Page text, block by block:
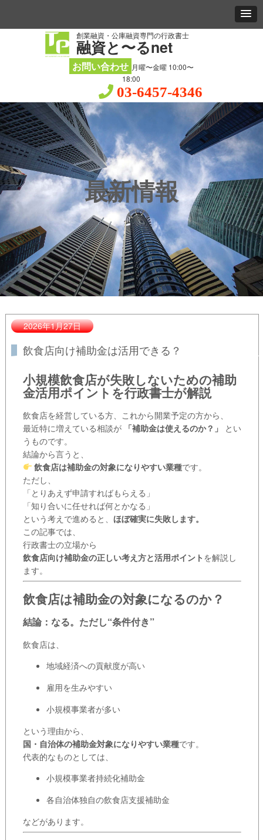
創業融資・公庫融資専門の行政書士
融資と〜るnet
お問い合わせ 月曜〜金曜 10:00〜
18:00
03-6457-4346
最新情報
2026年1月27日
飲食店向け補助金は活用できる？
小規模飲食店が失敗しないための補助
金活用ポイントを行政書士が解説
飲食店を経営している方、これから開業予定の方から、
最近特に増えている相談が 「補助金は使えるのか？」
とい
うものです。
結論から言うと、
飲食店は補助金の対象になりやすい業種です。
ただし、
「とりあえず申請すればもらえる」
「知り合いに任せれば何とかなる」
という考えで進めると、 ほぼ確実に失敗します。
この記事では、
行政書士の立場から
飲食店向け補助金の正しい考え方と活用ポイント を解説し
ます。
飲食店は補助金の対象になるのか？
結論：なる。ただし“条件付き”
飲食店は、
地域経済への貢献度が高い
雇用を生みやすい
小規模事業者が多い
という理由から、
国・自治体の補助金対象になりやすい業種です。
代表的なものとしては、
小規模事業者持続化補助金
各自治体独自の飲食店支援補助金
などがあります。